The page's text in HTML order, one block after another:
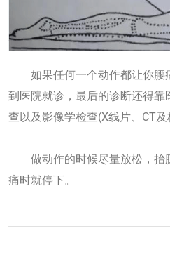
如果任何一个动作都让你腰
到医院就诊，最后的诊断还得
查以及影像学检查(X线片、CT及
做动作的时候尽量放松，抬
痛时就停下。